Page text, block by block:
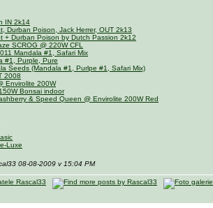
IN 2k14
Durban Poison, Jack Herrer, OUT 2k13
+ Durban Poison by Dutch Passion 2k12
SCROG @ 220W CFL
Mandala #1, Safari Mix
#1, Purple, Pure
Seeds (Mandala #1, Purlpe #1, Safari Mix)
2008
Envirolite 200W
Bonsai indoor
& Speed Queen @ Envirolite 200W Red
Luxe
08-08-2009 v 15:04 PM